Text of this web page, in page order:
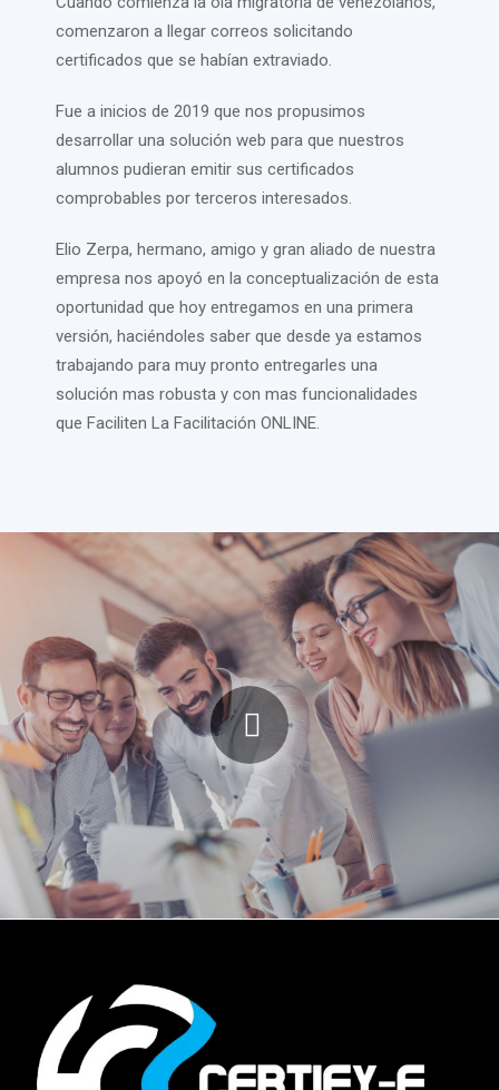
comenzaron a llegar correos solicitando
certificados que se habían extraviado.
Fue a inicios de 2019 que nos propusimos
desarrollar una solución web para que nuestros
alumnos pudieran emitir sus certificados
comprobables por terceros interesados.
Elio Zerpa, hermano, amigo y gran aliado de nuestra
empresa nos apoyó en la conceptualización de esta
oportunidad que hoy entregamos en una primera
versión, haciéndoles saber que desde ya estamos
trabajando para muy pronto entregarles una
solución mas robusta y con mas funcionalidades
que Faciliten La Facilitación ONLINE.